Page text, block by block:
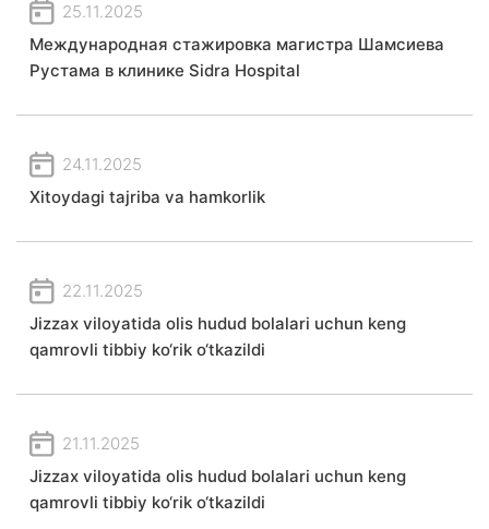
25.11.2025
Международная стажировка магистра Шамсиева
Рустама в клинике Sidra Hospital
24.11.2025
Xitoydagi tajriba va hamkorlik
22.11.2025
Jizzax viloyatida olis hudud bolalari uchun keng
qamrovli tibbiy ko‘rik o‘tkazildi
21.11.2025
Jizzax viloyatida olis hudud bolalari uchun keng
qamrovli tibbiy ko‘rik o‘tkazildi